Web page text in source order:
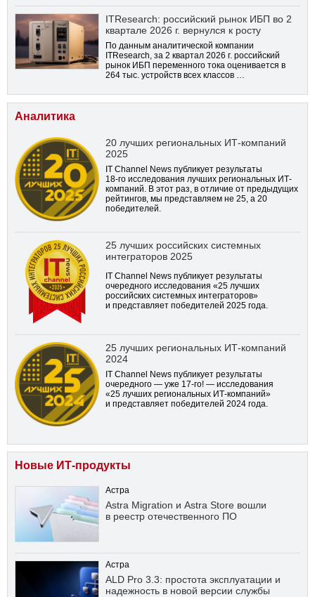
ITResearch: российский рынок ИБП во 2
квартале 2026 г. вернулся к росту
По данным аналитической компании
ITResearch, за 2 квартал 2026 г. российский
рынок ИБП переменного тока оценивается в
264 тыс. устройств всех классов …
Аналитика
20 лучших региональных ИТ-компаний
2025
IT Channel News публикует результаты
18-го исследования лучших региональных ИТ-
компаний. В этот раз, в отличие от предыдущих
рейтингов, мы представляем не 25, а 20
победителей.
25 лучших российских системных
интеграторов 2025
IT Channel News публикует результаты
очередного исследования «25 лучших
российских системных интеграторов»
и представляет победителей 2025 года.
25 лучших региональных ИТ-компаний
2024
IT Channel News публикует результаты
очередного — уже 17-го! — исследования
«25 лучших региональных ИТ-компаний»
и представляет победителей 2024 года.
Новые ИТ-продукты
Астра
Astra Migration и Astra Store вошли
в реестр отечественного ПО
Астра
ALD Pro 3.3: простота эксплуатации и
надежность в новой версии службы